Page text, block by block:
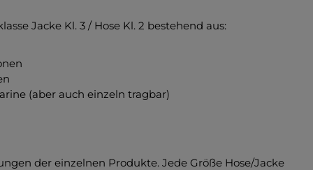
Jacke Kl. 3 / Hose Kl. 2 bestehend aus:
(aber auch einzeln tragbar)
der einzelnen Produkte. Jede Größe Hose/Jacke